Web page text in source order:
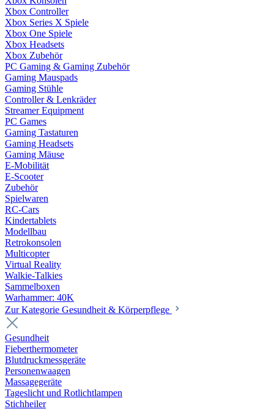
Xbox Controller
Xbox Series X Spiele
Xbox One Spiele
Xbox Headsets
Xbox Zubehör
PC Gaming & Gaming Zubehör
Gaming Mauspads
Gaming Stühle
Controller & Lenkräder
Streamer Equipment
PC Games
Gaming Tastaturen
Gaming Headsets
Gaming Mäuse
E-Mobilität
E-Scooter
Zubehör
Spielwaren
RC-Cars
Kindertablets
Modellbau
Retrokonsolen
Multicopter
Virtual Reality
Walkie-Talkies
Sammelboxen
Warhammer: 40K
Zur Kategorie Gesundheit & Körperpflege
Gesundheit
Fieberthermometer
Blutdruckmessgeräte
Personenwaagen
Massagegeräte
Tageslicht und Rotlichtlampen
Stichheiler